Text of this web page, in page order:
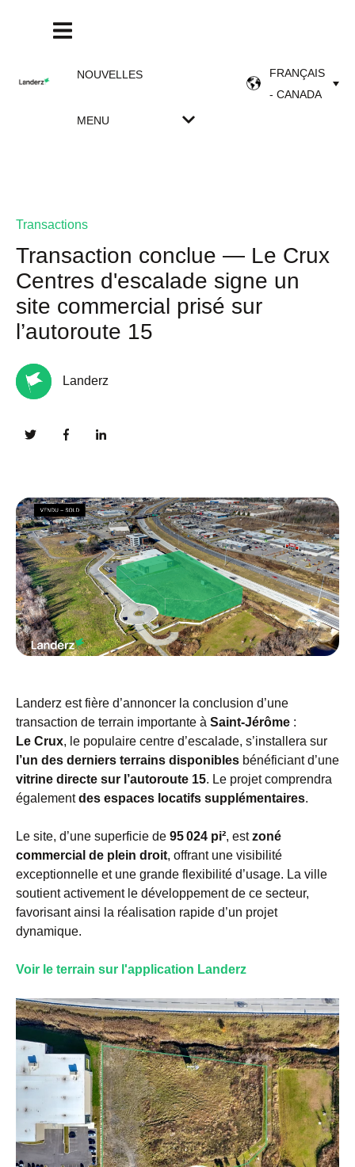
NOUVELLES
MENU
FRANÇAIS
- CANADA
Transactions
Transaction conclue — Le Crux
Centres d'escalade signe un
site commercial prisé sur
l’autoroute 15
Landerz
Landerz est fière d’annoncer la conclusion d’une
transaction de terrain importante à Saint-Jérôme :
Le Crux, le populaire centre d’escalade, s’installera sur
l’un des derniers terrains disponibles bénéficiant d’une
vitrine directe sur l’autoroute 15. Le projet comprendra
égalementdes espaces locatifs supplémentaires.
Le site, d’une superficie de 95 024 pi², estzoné
commercial de plein droit, offrant une visibilité
exceptionnelle et une grande flexibilité d’usage. La ville
soutient activement le développement de ce secteur,
favorisant ainsi la réalisation rapide d’un projet
dynamique.
Voir le terrain sur l'application Landerz